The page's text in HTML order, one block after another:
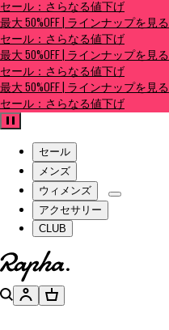
セール：さらなる値下げ
最大 50%OFF | ラインナップを見る
セール：さらなる値下げ
最大 50%OFF | ラインナップを見る
セール：さらなる値下げ
最大 50%OFF | ラインナップを見る
セール：さらなる値下げ
セール
メンズ
ウィメンズ
アクセサリー
CLUB
ホームページへ
検索アカウントバスケット